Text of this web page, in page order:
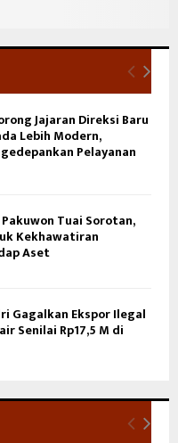
Jajaran Direksi Baru
Lebih Modern,
Pelayanan
Tuai Sorotan,
Kekhawatiran
Aset
Gagalkan Ekspor Ilegal
Senilai Rp17,5 M di